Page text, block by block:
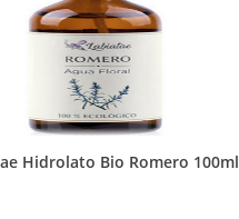
Hidrolato Bio Romero 100ml